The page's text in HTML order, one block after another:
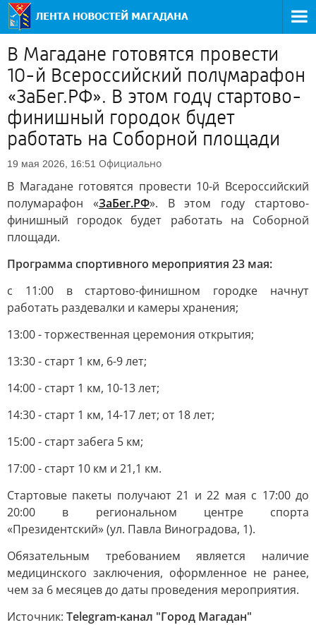
В Магадане готовятся провести
10-й Всероссийский полумарафон
«ЗаБег.РФ». В этом году стартово-
финишный городок будет
работать на Соборной площади
19 мая 2026, 16:51 Официально
В Магадане готовятся провести 10-й Всероссийский
полумарафон «ЗаБег.РФ». В этом году стартово-
финишный городок будет работать на Соборной
площади.
Программа спортивного мероприятия 23 мая:
с 11:00 в стартово-финишном городке начнут
работать раздевалки и камеры хранения;
13:00 - торжественная церемония открытия;
13:30 - старт 1 км, 6-9 лет;
14:00 - старт 1 км, 10-13 лет;
14:30 - старт 1 км, 14-17 лет; от 18 лет;
15:00 - старт забега 5 км;
17:00 - старт 10 км и 21,1 км.
Стартовые пакеты получают 21 и 22 мая с 17:00 до
20:00 в региональном центре спорта
«Президентский» (ул. Павла Виноградова, 1).
Обязательным требованием является наличие
медицинского заключения, оформленное не ранее,
чем за 6 месяцев до даты проведения мероприятия.
Источник: Telegram-канал "Город Магадан"